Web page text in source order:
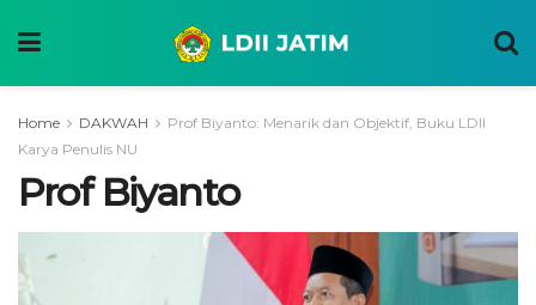
Home DAKWAH
Prof Biyanto: Menarik dan Objektif, Buku LDII
Karya Penulis NU
Prof Biyanto